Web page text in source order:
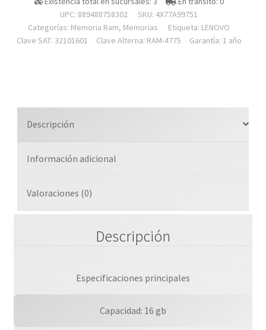
16gb
Truddr5
5600mhz
V3
(7df3a03zla)
cantidad
UPC: 889488758302
SKU: 4X77A99751
Categorías: Memoria Ram, Memorias Etiqueta: LENOVO
Clave SAT: 32101601
Clave Alterna: RAM-4775 Garantía: 1 año
Descripción
Información adicional
Valoraciones (0)
Descripción
Especificaciones principales
Capacidad: 16 gb